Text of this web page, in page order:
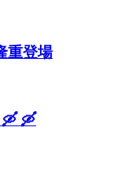
重登場
🛶